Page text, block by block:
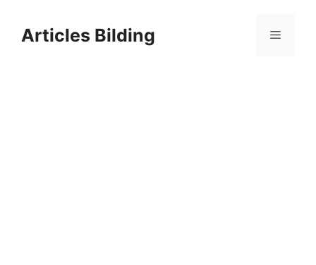
contentArticles Bilding Menu